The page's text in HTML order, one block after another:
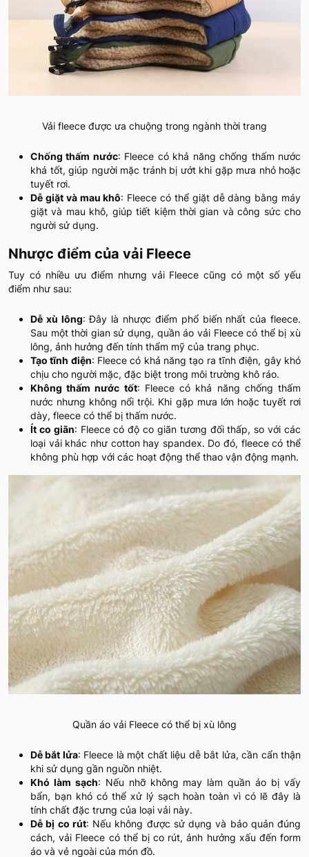
Vải fleece được ưa chuộng trong ngành thời trang
Chống thấm nước: Fleece có khả năng chống thấm nước
khá tốt, giúp người mặc tránh bị ướt khi gặp mưa nhỏ hoặc
tuyết rơi.
Dễ giặt và mau khô: Fleece có thể giặt dễ dàng bằng máy
giặt và mau khô, giúp tiết kiệm thời gian và công sức cho
người sử dụng.
Nhược điểm của vải Fleece
Tuy có nhiều ưu điểm nhưng vải Fleece cũng có một số yếu
điểm như sau:
Dễ xù lông: Đây là nhược điểm phổ biến nhất của fleece.
Sau một thời gian sử dụng, quần áo vải Fleece có thể bị xù
lông, ảnh hưởng đến tính thẩm mỹ của trang phục.
Tạo tĩnh điện: Fleece có khả năng tạo ra tĩnh điện, gây khó
chịu cho người mặc, đặc biệt trong môi trường khô ráo.
Không thấm nước tốt: Fleece có khả năng chống thấm
nước nhưng không nổi trội. Khi gặp mưa lớn hoặc tuyết rơi
dày, fleece có thể bị thấm nước.
Ít co giãn: Fleece có độ co giãn tương đối thấp, so với các
loại vải khác như cotton hay spandex. Do đó, fleece có thể
không phù hợp với các hoạt động thể thao vận động mạnh.
Quần áo vải Fleece có thể bị xù lông
Dễ bắt lửa: Fleece là một chất liệu dễ bắt lửa, cần cẩn thận
khi sử dụng gần nguồn nhiệt.
Khó làm sạch: Nếu nhỡ không may làm quần áo bị vấy
bẩn, bạn khó có thể xử lý sạch hoàn toàn vì có lẽ đây là
tính chất đặc trưng của loại vải này.
Dễ bị co rút: Nếu không được sử dụng và bảo quản đúng
cách, vải Fleece có thể bị co rút, ảnh hưởng xấu đến form
áo và vẻ ngoài của món đồ.